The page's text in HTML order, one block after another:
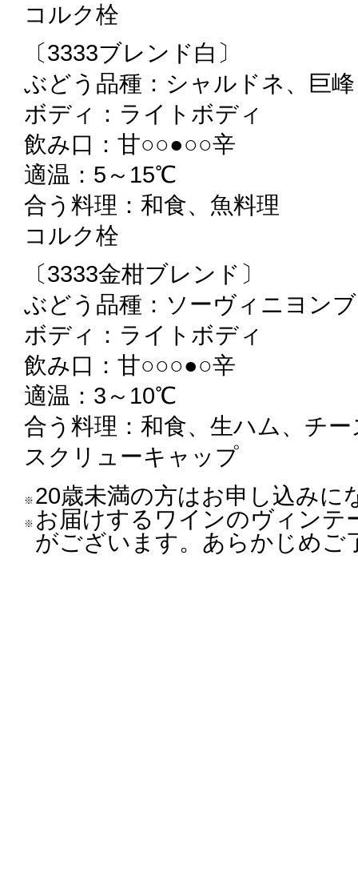
コルク栓
〔3333ブレンド白〕
ぶどう品種：シャルドネ、巨峰
ボディ：ライトボディ
飲み口：甘○○●○○辛
適温：5～15℃
合う料理：和食、魚料理
コルク栓
〔3333金柑ブレンド〕
ぶどう品種：ソーヴィニヨン
ボディ：ライトボディ
飲み口：甘○○○●○辛
適温：3～10℃
合う料理：和食、生ハム、チー
スクリューキャップ
※ 20歳未満の方はお申し込みに
※ お届けするワインのヴィン
がございます。あらかじめご